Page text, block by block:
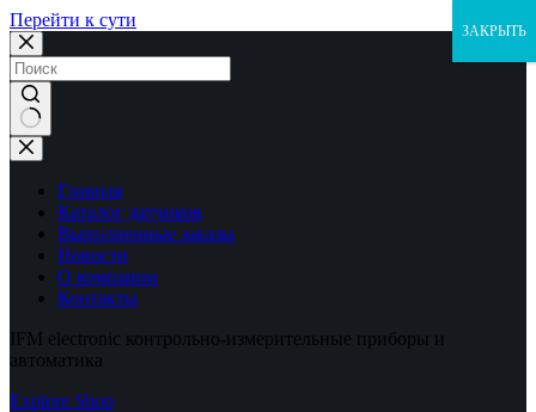
Перейти к сути
Ничего
не
найденоГлавная
Каталог датчиков
Выполненные заказы
Новости
О компании
Контакты
IFM electronic контрольно-измерительные приборы и
автоматика
Explore Shop
ЗАКРЫТЬ